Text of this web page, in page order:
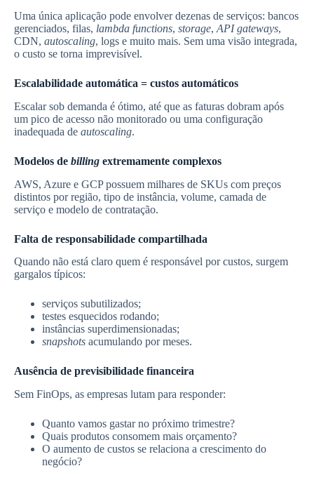
Uma única aplicação pode envolver dezenas de serviços: bancos
gerenciados, filas, lambda functions, storage, API gateways,
CDN, autoscaling, logs e muito mais. Sem uma visão integrada,
o custo se torna imprevisível.
Escalabilidade automática = custos automáticos
Escalar sob demanda é ótimo, até que as faturas dobram após
um pico de acesso não monitorado ou uma configuração
inadequada de autoscaling.
Modelos de billing extremamente complexos
AWS, Azure e GCP possuem milhares de SKUs com preços
distintos por região, tipo de instância, volume, camada de
serviço e modelo de contratação.
Falta de responsabilidade compartilhada
Quando não está claro quem é responsável por custos, surgem
gargalos típicos:
serviços subutilizados;
testes esquecidos rodando;
instâncias superdimensionadas;
snapshots acumulando por meses.
Ausência de previsibilidade financeira
Sem FinOps, as empresas lutam para responder:
Quanto vamos gastar no próximo trimestre?
Quais produtos consomem mais orçamento?
O aumento de custos se relaciona a crescimento do
negócio?